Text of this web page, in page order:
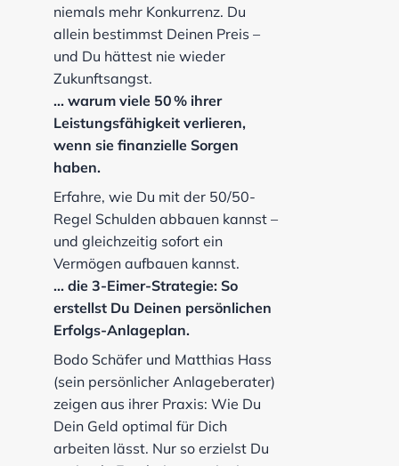
niemals mehr Konkurrenz. Du
allein bestimmst Deinen Preis –
und Du hättest nie wieder
Zukunftsangst.
... warum viele 50 % ihrer
Leistungsfähigkeit verlieren,
wenn sie finanzielle Sorgen
haben.
Erfahre, wie Du mit der 50/50-
Regel Schulden abbauen kannst –
und gleichzeitig sofort ein
Vermögen aufbauen kannst.
... die 3-Eimer-Strategie: So
erstellst Du Deinen persönlichen
Erfolgs-Anlageplan.
Bodo Schäfer und Matthias Hass
(sein persönlicher Anlageberater)
zeigen aus ihrer Praxis: Wie Du
Dein Geld optimal für Dich
arbeiten lässt. Nur so erzielst Du